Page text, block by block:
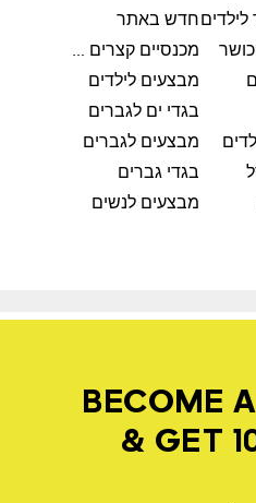
חדש באתר
מכנסיים קצרים לגברים
מבצעים לילדים
בגדי ים לגברים
מבצעים לגברים
בגדי גברים
מבצעים לנשים
BECOME
& GET